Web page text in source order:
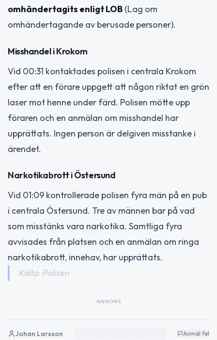
omhändertagits enligt LOB (Lag om
omhändertagande av berusade personer).
Misshandel i Krokom
Vid 00:31 kontaktades polisen i centrala Krokom
efter att en förare uppgett att någon riktat en grön
laser mot henne under färd. Polisen mötte upp
föraren och en anmälan om misshandel har
upprättats. Ingen person är delgiven misstanke i
ärendet.
Narkotikabrott i Östersund
Vid 01:09 kontrollerade polisen fyra män på en pub
i centrala Östersund. Tre av männen bar på vad
som misstänks vara narkotika. Samtliga fyra
avvisades från platsen och en anmälan om ringa
narkotikabrott, innehav, har upprättats.
Källa: Polisen
ANNONS
Johan Larsson Anmäl fel